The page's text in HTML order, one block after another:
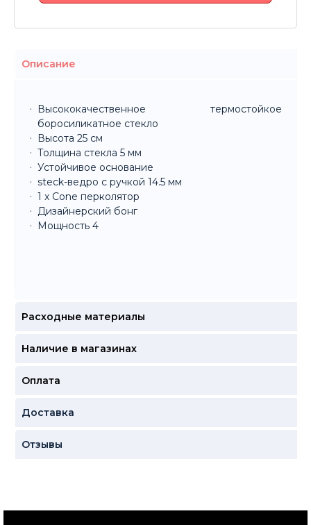
Описание
Высококачественное термостойкое
боросиликатное стекло
Высота 25 см
Толщина стекла 5 мм
Устойчивое основание
steck-ведро с ручкой 14.5 мм
1 x Cone перколятор
Дизайнерский бонг
Мощность 4
Расходные материалы
Наличие в магазинах
Оплата
Доставка
Отзывы